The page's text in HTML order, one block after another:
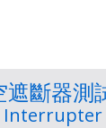
斷器測